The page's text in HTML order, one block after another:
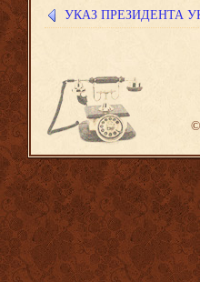
УКАЗ ПРЕЗИДЕНТА
©